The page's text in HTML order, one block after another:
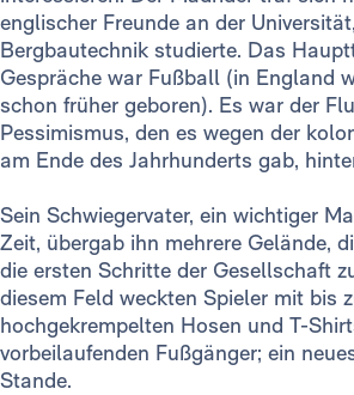
englischer Freunde an der
Bergbautechnik studierte. Das
Gespräche war Fußball (in England
schon früher geboren). Es war der
Pessimismus, den es wegen der
am Ende des Jahrhunderts gab,
Sein Schwiegervater, ein wichtiger
Zeit, übergab ihn mehrere Gelände,
die ersten Schritte der Gesellschaft
diesem Feld weckten Spieler mit bis
hochgekrempelten Hosen und T-
vorbeilaufenden Fußgänger; ein
Stande.